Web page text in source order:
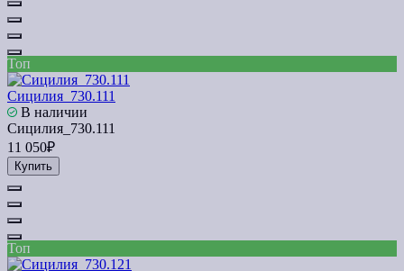
Топ
Сицилия_730.111
В наличии
Сицилия_730.111
11 050₽
Купить
Топ